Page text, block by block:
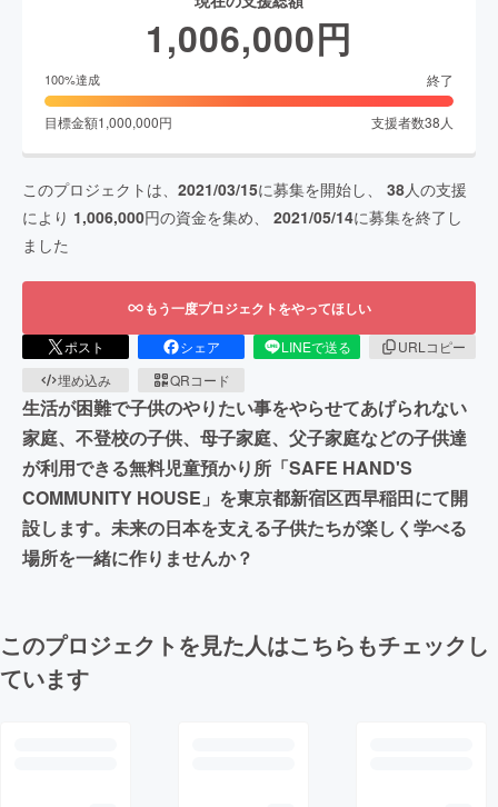
1,006,000円
100%達成 終了
目標金額1,000,000円 支援者数38 人
このプロジェクトは、 2021/03/15に募集を開始し、 38人の支援
により 1,006,000円の資金を集め、 2021/05/14に募集を終了し
ました
もう一度プロジェクトをやってほしい
ポスト シェア LINEで送る
URLコピー
埋め込み
QRコード
生活が困難で子供のやりたい事をやらせてあげられない
家庭、不登校の子供、母子家庭、父子家庭などの子供達
が利用できる無料児童預かり所「SAFE HAND'S
COMMUNITY HOUSE」を東京都新宿区西早稲田にて開
設します。未来の日本を支える子供たちが楽しく学べる
場所を一緒に作りませんか？
このプロジェクトを見た人はこちらもチェックし
ています